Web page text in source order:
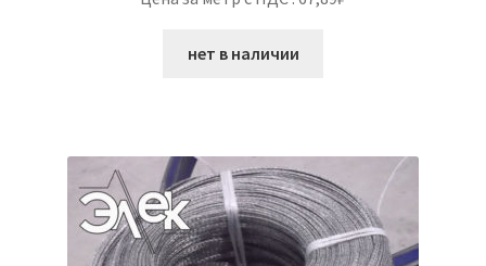
нет в наличии